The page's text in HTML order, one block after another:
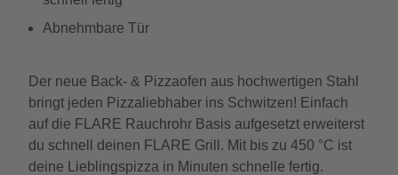
Abnehmbare Tür
Der neue Back- & Pizzaofen aus hochwertigen Stahl
bringt jeden Pizzaliebhaber ins Schwitzen! Einfach
auf die FLARE Rauchrohr Basis aufgesetzt erweiterst
du schnell deinen FLARE Grill. Mit bis zu 450 °C ist
deine Lieblingspizza in Minuten schnelle fertig.